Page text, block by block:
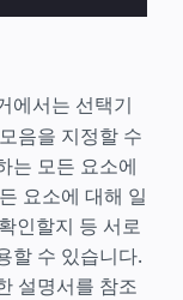
에서는 선택기
음을 지정할 수
는 모든 요소에
요소에 대해 일
인할지 등 서로
할 수 있습니다.
설명서를 참조